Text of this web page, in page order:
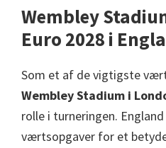
Wembley
Euro 2028 i
Som et af de vigtigste
Wembley Stadium i
rolle i turneringen.
værtsopgaver for et